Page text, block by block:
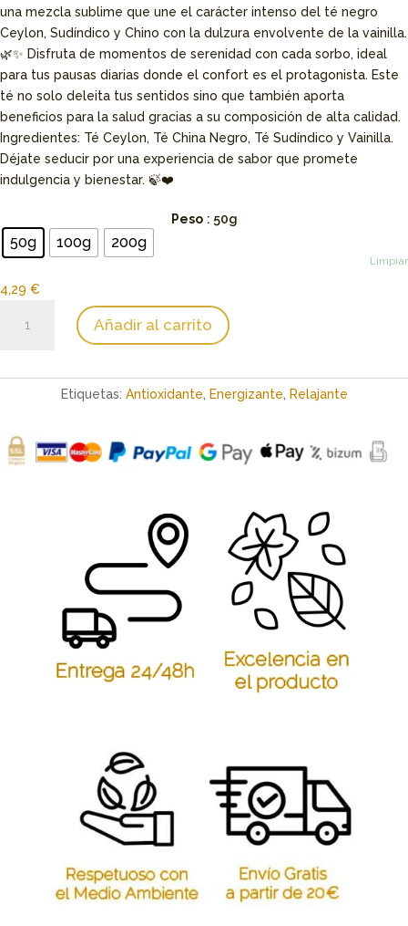
4,29 €
hasta
13,70 €
una mezcla sublime que une el carácter intenso del té negro
Ceylon, Sudíndico y Chino con la dulzura envolvente de la vainilla.
🌿✨ Disfruta de momentos de serenidad con cada sorbo, ideal
para tus pausas diarias donde el confort es el protagonista. Este
té no solo deleita tus sentidos sino que también aporta
beneficios para la salud gracias a su composición de alta calidad.
Ingredientes: Té Ceylon, Té China Negro, Té Sudíndico y Vainilla.
Déjate seducir por una experiencia de sabor que promete
indulgencia y bienestar. 🍃❤️
Peso : 50g
50g 100g 200g
Limpiar
4,29 €
Añadir al carrito
Etiquetas: Antioxidante Energizante Relajante